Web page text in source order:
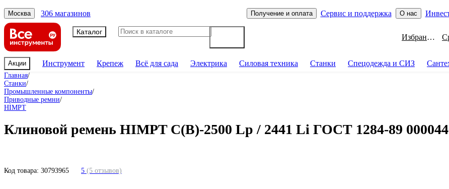
Москва 306 магазинов Получение и оплата Сервис и поддержка О нас
Каталог
Избранное
Акции Инструмент Крепеж Всё для сада Электрика Силовая техника Станки Спецодежда и СИЗ
Главная/
Станки/
Промышленные компоненты/
Приводные ремни/
HIMPT
Клиновой ремень HIMPT С(В)-2500 Lp / 2441 Li ГОСТ 1284-89
Код товара: 30793965 5 (5 отзывов)